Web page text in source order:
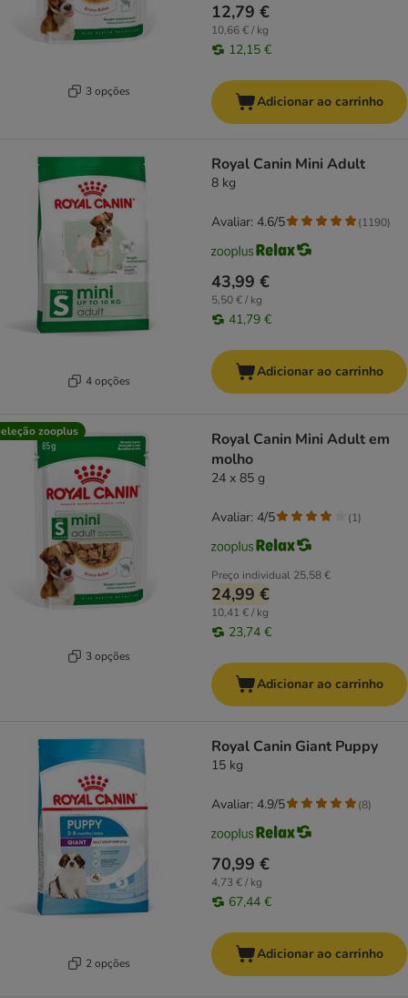
3 opções
12,79 €
10,66 € / kg
12,15 €
Adicionar ao carrinho
4 opções
Royal Canin Mini Adult
8 kg
43,99 €
5,50 € / kg
41,79 €
Avaliar: 4.6/5 (1190)
Adicionar ao carrinho
zooplus
3 opções
Royal Canin Mini Adult em
molho
24 x 85 g
Preço individual 25,58 €
24,99 €
10,41 € / kg
23,74 €
Avaliar: 4/5 (1)
Adicionar ao carrinho
2 opções
Royal Canin Giant Puppy
15 kg
70,99 €
4,73 € / kg
67,44 €
Avaliar: 4.9/5 (8)
Adicionar ao carrinho